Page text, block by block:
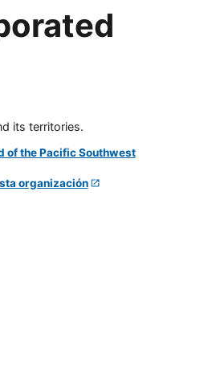
its territories.
organización